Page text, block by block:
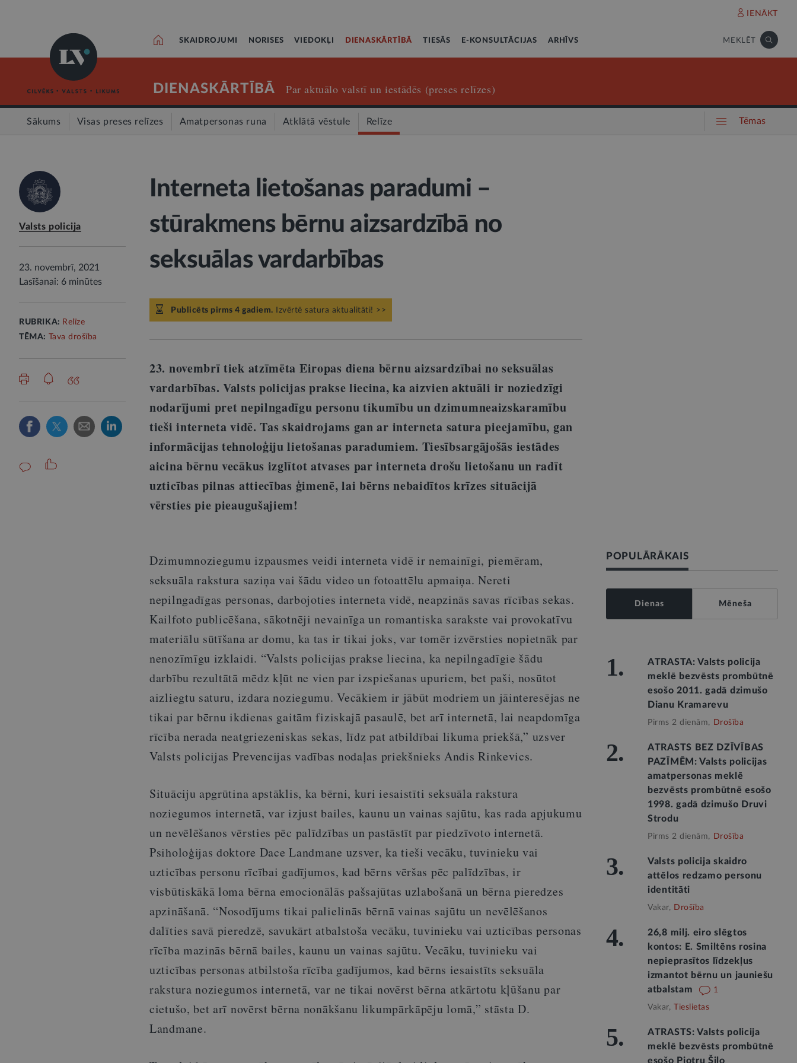
IENĀKT
SKAIDROJUMI NORISES VIEDOKĻI DIENASKĀRTĪBĀ TIESĀS E-KONSULTĀCIJAS ARHĪVS MEKLĒT
DIENASKĀRTĪBĀ Par aktuālo valstī un iestādēs (preses relīzes)
Sākums Visas preses relīzes Amatpersonas runa Atklātā vēstule Relīze Tēmas
Valsts policija
23. novembrī, 2021
Lasīšanai: 6 minūtes
RUBRIKA: Relīze
TĒMA:
Tava drošība
Interneta lietošanas paradumi –
stūrakmens bērnu aizsardzībā no
seksuālas vardarbības
Publicēts pirms 4 gadiem. Izvērtē satura aktualitāti! >>
23. novembrī tiek atzīmēta Eiropas diena bērnu aizsardzībai no seksuālas
vardarbības. Valsts policijas prakse liecina, ka aizvien aktuāli ir noziedzīgi
nodarījumi pret nepilngadīgu personu tikumību un dzimumneaizskaramību
tieši interneta vidē. Tas skaidrojams gan ar interneta satura pieejamību, gan
informācijas tehnoloģiju lietošanas paradumiem. Tiesībsargājošās iestādes
aicina bērnu vecākus izglītot atvases par interneta drošu lietošanu un radīt
uzticības pilnas attiecības ģimenē, lai bērns nebaidītos krīzes situācijā
vērsties pie pieaugušajiem!
Dzimumnoziegumu izpausmes veidi interneta vidē ir nemainīgi, piemēram,
seksuāla rakstura saziņa vai šādu video un fotoattēlu apmaiņa. Nereti
nepilngadīgas personas, darbojoties interneta vidē, neapzinās savas rīcības sekas.
Kailfoto publicēšana, sākotnēji nevainīga un romantiska sarakste vai provokatīvu
materiālu sūtīšana ar domu, ka tas ir tikai joks, var tomēr izvērsties nopietnāk par
nenozīmīgu izklaidi. “Valsts policijas prakse liecina, ka nepilngadīgie šādu
darbību rezultātā mēdz kļūt ne vien par izspiešanas upuriem, bet paši, nosūtot
aizliegtu saturu, izdara noziegumu. Vecākiem ir jābūt modriem un jāinteresējas ne
tikai par bērnu ikdienas gaitām fiziskajā pasaulē, bet arī internetā, lai neapdomīga
rīcība nerada neatgriezeniskas sekas, līdz pat atbildībai likuma priekšā,” uzsver
Valsts policijas Prevencijas vadības nodaļas priekšnieks Andis Rinkevics.
Situāciju apgrūtina apstāklis, ka bērni, kuri iesaistīti seksuāla rakstura
noziegumos internetā, var izjust bailes, kaunu un vainas sajūtu, kas rada apjukumu
un nevēlēšanos vērsties pēc palīdzības un pastāstīt par piedzīvoto internetā.
Psiholoģijas doktore Dace Landmane uzsver, ka tieši vecāku, tuvinieku vai
uzticības personu rīcībai gadījumos, kad bērns vēršas pēc palīdzības, ir
visbūtiskākā loma bērna emocionālās pašsajūtas uzlabošanā un bērna pieredzes
apzināšanā. “Nosodījums tikai palielinās bērnā vainas sajūtu un nevēlēšanos
dalīties savā pieredzē, savukārt atbalstoša vecāku, tuvinieku vai uzticības personas
rīcība mazinās bērnā bailes, kaunu un vainas sajūtu. Vecāku, tuvinieku vai
uzticības personas atbilstoša rīcība gadījumos, kad bērns iesaistīts seksuāla
rakstura noziegumos internetā, var ne tikai novērst bērna atkārtotu kļūšanu par
cietušo, bet arī novērst bērna nonākšanu likumpārkāpēju lomā,” stāsta D.
Landmane.
POPULĀRĀKAIS
Dienas Mēneša
1.
ATRASTA: Valsts policija
meklē bezvēsts prombūtnē
esošo 2011. gadā dzimušo
Dianu Kramarevu
Pirms 2 dienām, Drošība
2.
ATRASTS BEZ DZĪVĪBAS
PAZĪMĒM: Valsts policijas
amatpersonas meklē
bezvēsts prombūtnē esošo
1998. gadā dzimušo Druvi
Strodu
Pirms 2 dienām, Drošība
3.
Valsts policija skaidro
attēlos redzamo personu
identitāti
Vakar, Drošība
4.
26,8 milj. eiro slēgtos
kontos: E. Smiltēns rosina
nepieprasītos līdzekļus
izmantot bērnu un jauniešu
atbalstam
1
Vakar, Tieslietas
5.
ATRASTS: Valsts policija
meklē bezvēsts prombūtnē
esošo Pjotru Šilo